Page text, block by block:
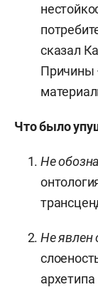
сказал
Причины
Что было
Не
Не явлен